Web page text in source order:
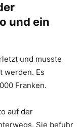
und ein
und musste
werden. Es
Franken.
auf der
Sie befuhr